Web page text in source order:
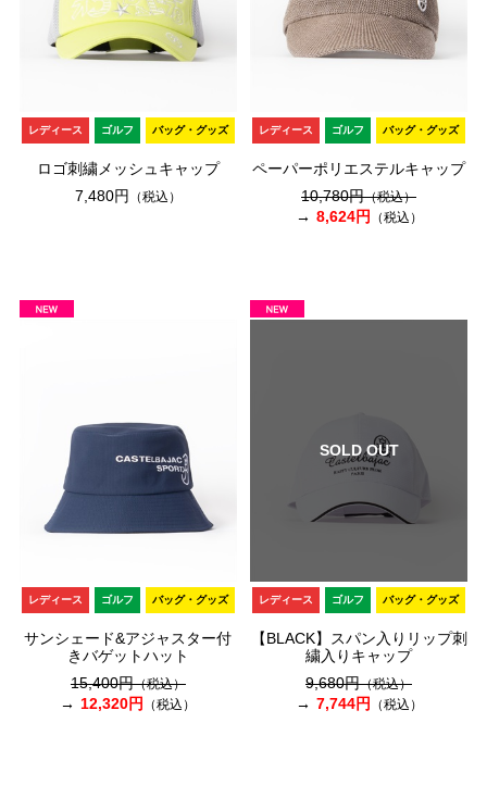
レディース ゴルフ バッグ・グッズ
ロゴ刺繍メッシュキャップ
7,480円
（税込）
レディース ゴルフ バッグ・グッズ
ペーパーポリエステルキャップ
10,780円（税込）
8,624円 （税込）
レディース ゴルフ バッグ・グッズ
サンシェード&アジャスター付
きバゲットハット
15,400円（税込）
12,320円 （税込）
SOLD OUT
レディース ゴルフ バッグ・グッズ
【BLACK】スパン入りリップ刺
繍入りキャップ
9,680円（税込）
7,744円 （税込）